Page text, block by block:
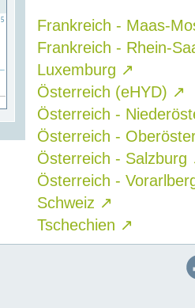
Frankreich - Maas-
Frankreich - Rhein-
Luxemburg ↗
Österreich (eHYD) ↗
Österreich -
Österreich -
Österreich - Salzburg
Österreich -
Schweiz ↗
Tschechien ↗